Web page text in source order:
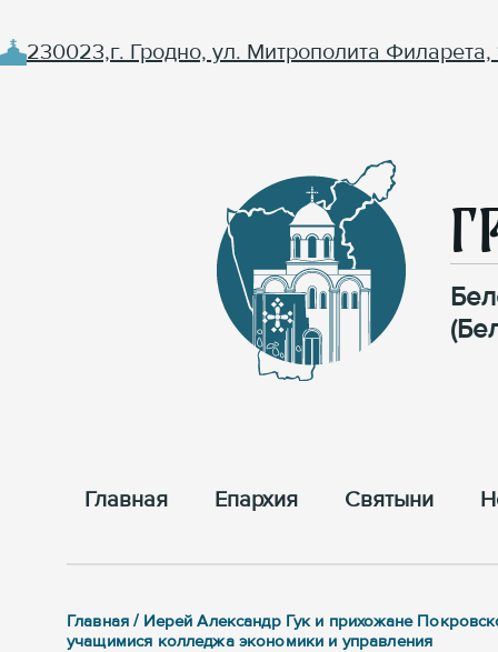
230023,г. Гродно, ул. Митрополита Филарета,
Главная Епархия Cвятыни
Главная / Иерей Александр Гук и прихожане
учащимися колледжа экономики и управления